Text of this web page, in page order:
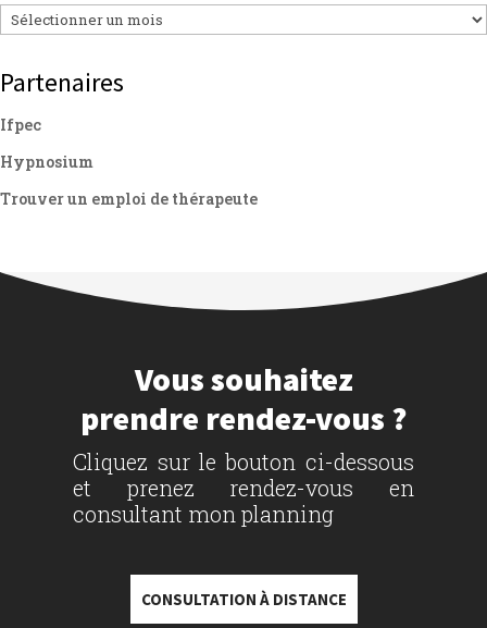
Archives
Partenaires
Ifpec
Hypnosium
Trouver un emploi de thérapeute
Vous souhaitez
prendre rendez-vous ?
Cliquez sur le bouton ci-dessous
et prenez rendez-vous en
consultant mon planning
CONSULTATION À DISTANCE